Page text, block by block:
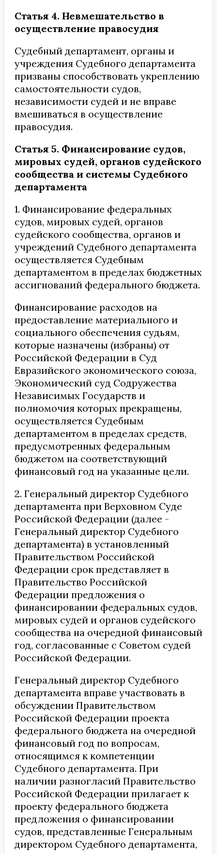
Статья 4. Невмешательство в
осуществление правосудия
Судебный департамент, органы и
учреждения Судебного департамента
призваны способствовать укреплению
самостоятельности судов,
независимости судей и не вправе
вмешиваться в осуществление
правосудия.
Статья 5. Финансирование судов,
мировых судей, органов судейского
сообщества и системы Судебного
департамента
1. Финансирование федеральных
судов, мировых судей, органов
судейского сообщества, органов и
учреждений Судебного департамента
осуществляется Судебным
департаментом в пределах бюджетных
ассигнований федерального бюджета.
Финансирование расходов на
предоставление материального и
социального обеспечения судьям,
которые назначены (избраны) от
Российской Федерации в Суд
Евразийского экономического союза,
Экономический суд Содружества
Независимых Государств и
полномочия которых прекращены,
осуществляется Судебным
департаментом в пределах средств,
предусмотренных федеральным
бюджетом на соответствующий
финансовый год на указанные цели.
2. Генеральный директор Судебного
департамента при Верховном Суде
Российской Федерации (далее -
Генеральный директор Судебного
департамента) в установленный
Правительством Российской
Федерации срок представляет в
Правительство Российской
Федерации предложения о
финансировании федеральных судов,
мировых судей и органов судейского
сообщества на очередной финансовый
год, согласованные с Советом судей
Российской Федерации.
Генеральный директор Судебного
департамента вправе участвовать в
обсуждении Правительством
Российской Федерации проекта
федерального бюджета на очередной
финансовый год по вопросам,
относящимся к компетенции
Судебного департамента. При
наличии разногласий Правительство
Российской Федерации прилагает к
проекту федерального бюджета
предложения о финансировании
судов, представленные Генеральным
директором Судебного департамента,